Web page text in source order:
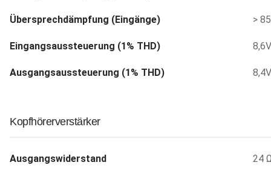
Übersprechdämpfung (Eingänge) >
Eingangsaussteuerung (1% THD) 8,6V
Ausgangsaussteuerung (1% THD) 8,4V
Kopfhörerverstärker
Ausgangswiderstand 24